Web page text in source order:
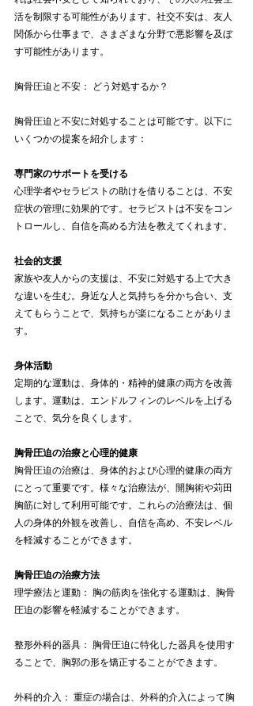
活を制限する可能性があります。社交不安は、友人
関係から仕事まで、さまざまな分野で悪影響を及ぼ
す可能性があります。
胸骨圧迫と不安： どう対処するか？
胸骨圧迫と不安に対処することは可能です。以下に
いくつかの提案を紹介します：
専門家のサポートを受ける
心理学者やセラピストの助けを借りることは、不安
症状の管理に効果的です。セラピストは不安をコン
トロールし、自信を高める方法を教えてくれます。
社会的支援
家族や友人からの支援は、不安に対処する上で大き
な違いを生む。身近な人と気持ちを分かち合い、支
えてもらうことで、気持ちが楽になることがありま
す。
身体活動
定期的な運動は、身体的・精神的健康の両方を改善
します。運動は、エンドルフィンのレベルを上げる
ことで、気分を良くします。
胸骨圧迫の治療と心理的健康
胸骨圧迫の治療は、身体的および心理的健康の両方
にとって重要です。様々な治療法が、開胸術や苅田
胸筋に対して利用可能です。これらの治療法は、個
人の身体的外観を改善し、自信を高め、不安レベル
を軽減することができます。
胸骨圧迫の治療方法
理学療法と運動： 胸の筋肉を強化する運動は、胸骨
圧迫の影響を軽減することができます。
整形外科的器具： 胸骨圧迫に特化した器具を使用す
ることで、胸郭の形を矯正することができます。
外科的介入： 重症の場合は、外科的介入によって胸